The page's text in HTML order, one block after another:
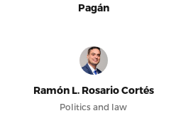
Pagán
Ramón L. Rosario Cortés
Politics and law